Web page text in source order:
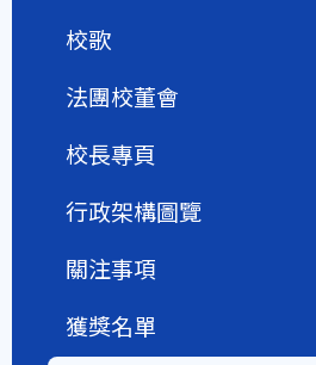
校歌
法團校董會
校長專頁
行政架構圖覽
關注事項
獲獎名單